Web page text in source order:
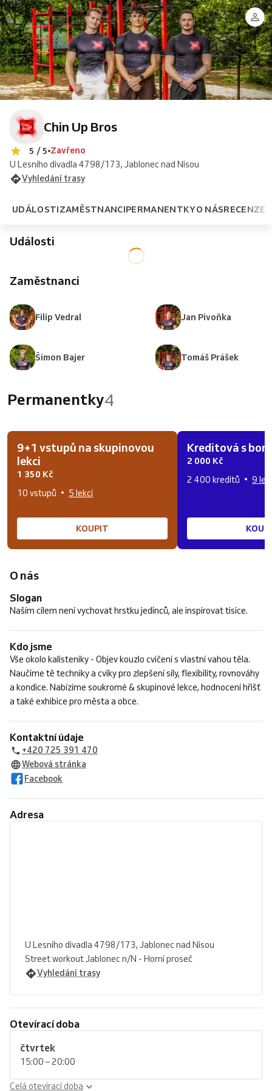
Chin Up Bros
5 / 5 Zavřeno
U Lesního divadla 4798/173, Jablonec nad Nisou
Vyhledání trasy
UDÁLOSTIZAMĚSTNANCIPERMANENTKYO NÁSRECENZE
Události
Zaměstnanci
Filip Vedral Jan Pivoňka
Šimon Bajer Tomáš Prášek
Permanentky4
9+1 vstupů na skupinovou
lekci
1 350 Kč
10 vstupů
5 lekcí
KOUPIT
Kreditová s
2 000 Kč
2 400 kreditů
9
O nás
Slogan
Naším cílem není vychovat hrstku jedinců, ale inspirovat tisíce.
Kdo jsme
Vše okolo kalisteniky - Objev kouzlo cvičení s vlastní vahou těla.
Naučíme tě techniky a cviky pro zlepšení síly, flexibility, rovnováhy
a kondice. Nabízíme soukromé & skupinové lekce, hodnocení hřišť
a také exhibice pro města a obce.
Kontaktní údaje
+420 725 391 470
Webová stránka
Facebook
Adresa
U Lesního divadla 4798/173, Jablonec nad Nisou
Street workout Jablonec n/N - Horní proseč
Vyhledání trasy
Otevírací doba
čtvrtek
15:00 – 20:00
Celá otevírací doba